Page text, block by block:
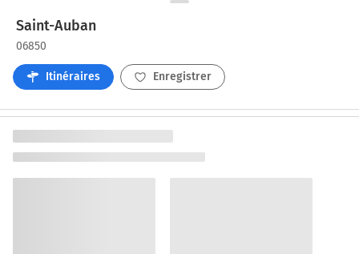
Saint-Auban
06850
Itinéraires Enregistrer